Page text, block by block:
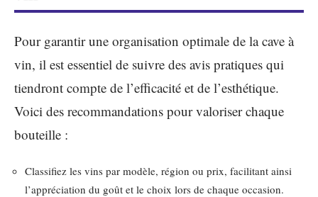
Pour garantir une organisation optimale de la cave à
vin, il est essentiel de suivre des avis pratiques qui
tiendront compte de l’efficacité et de l’esthétique.
Voici des recommandations pour valoriser chaque
bouteille :
Classifiez les vins par modèle, région ou prix, facilitant ainsi
l’appréciation du goût et le choix lors de chaque occasion.